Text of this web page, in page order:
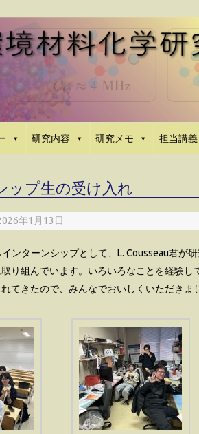
研究内容 研究メモ 担当講義
ップ生の受け入れ
年1月13日
インターンシップとして、L. Cousseau君が
り組んでいます。いろいろなことを経験
てきたので、みんなでおいしくいただきま